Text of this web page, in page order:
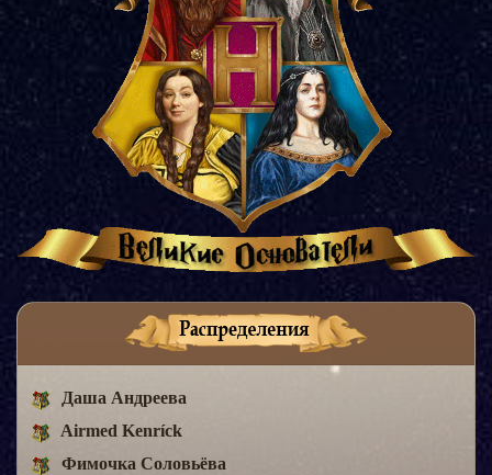
Даша Андреева
Airmed Kenríck
Фимочка Соловьёва